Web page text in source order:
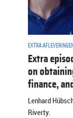
EXTRA AFLEVERINGEN
Extra
on
finance,
Lenhard
Riverty.